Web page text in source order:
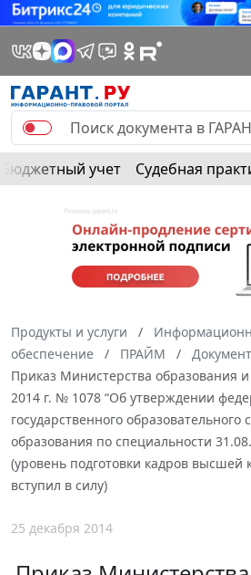
Бюджетный учет Судебная
Продукты и услуги
обеспечение
ПРАЙМ
Приказ Министерства образования и
2014 г. № 1078 “Об утверждении
государственного
образования по специальности
(уровень подготовки кадров высшей
вступил в силу)
25 декабря 2014